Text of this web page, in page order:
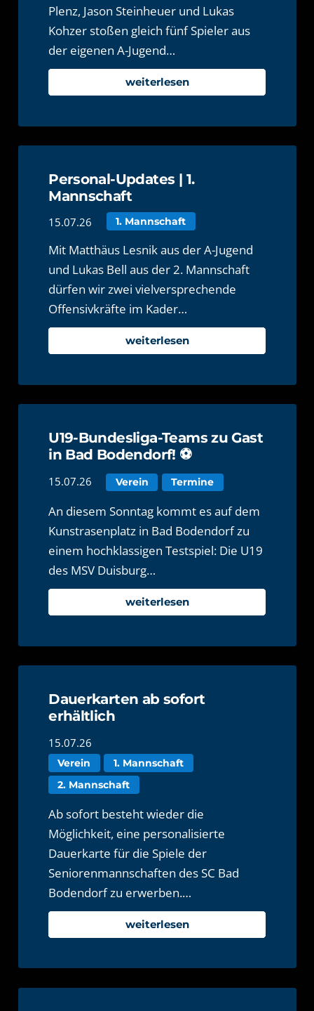
Plenz, Jason Steinheuer und Lukas
Kohzer stoßen gleich fünf Spieler aus
der eigenen A-Jugend…
weiterlesen
Personal-Updates | 1.
Mannschaft
15.07.26 1. Mannschaft
Mit Matthäus Lesnik aus der A-Jugend
und Lukas Bell aus der 2. Mannschaft
dürfen wir zwei vielversprechende
Offensivkräfte im Kader…
weiterlesen
U19-Bundesliga-Teams zu Gast
in Bad Bodendorf! ⚽️
15.07.26 Verein Termine
An diesem Sonntag kommt es auf dem
Kunstrasenplatz in Bad Bodendorf zu
einem hochklassigen Testspiel: Die U19
des MSV Duisburg…
weiterlesen
Dauerkarten ab sofort
erhältlich
15.07.26
Verein
1. Mannschaft
2. Mannschaft
Ab sofort besteht wieder die
Möglichkeit, eine personalisierte
Dauerkarte für die Spiele der
Seniorenmannschaften des SC Bad
Bodendorf zu erwerben.…
weiterlesen